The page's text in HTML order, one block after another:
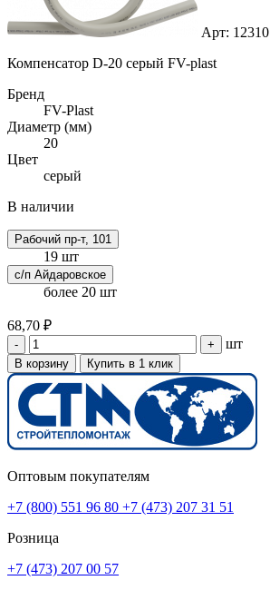
Арт: 12310
Компенсатор D-20 серый FV-plast
Бренд
FV-Plast
Диаметр (мм)
20
Цвет
серый
В наличии
Рабочий пр-т, 101
19 шт
с/п Айдаровское
более 20 шт
68,70 ₽
- + шт
В корзину Купить в 1 клик
Оптовым покупателям
+7 (800) 551 96 80 +7 (473) 207 31 51
Розница
+7 (473) 207 00 57